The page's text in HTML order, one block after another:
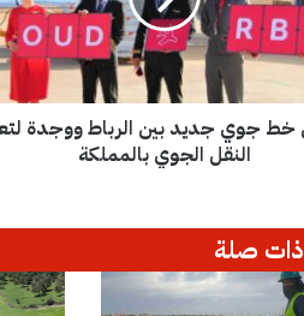
خط جوي جديد بين الرباط ووجدة
النقل الجوي بالمملكة
ذات صلة